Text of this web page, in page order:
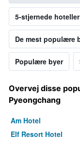
5-stjernede hoteller
De mest populære
Populære byer
Overvej disse
Pyeongchang
Am Hotel
Elf Resort Hotel